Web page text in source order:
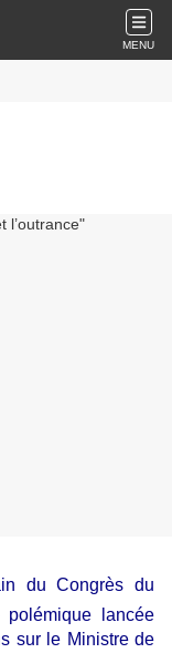
MENU
du Congrès du
lancée
sur le Ministre de